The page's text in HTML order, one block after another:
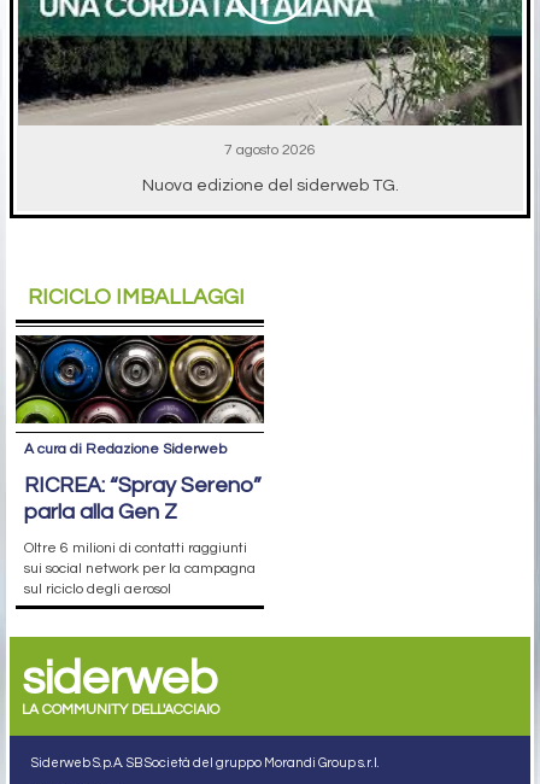
7 agosto 2026
Nuova edizione del siderweb TG.
RICICLO IMBALLAGGI
A cura di Redazione Siderweb
RICREA: “Spray Sereno”
parla alla Gen Z
Oltre 6 milioni di contatti raggiunti
sui social network per la campagna
sul riciclo degli aerosol
siderweb
LA COMMUNITY DELL'ACCIAIO
Siderweb S.p.A. SB Società del gruppo Morandi Group s.r.l.